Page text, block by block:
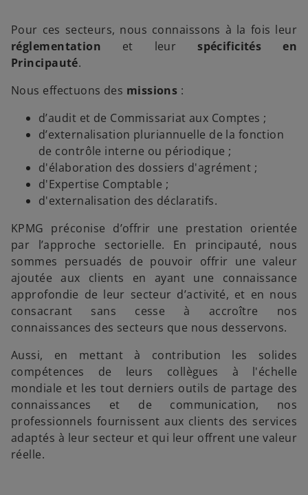
Pour ces secteurs, nous connaissons à la fois leur
réglementation et leurspécificités en
Principauté.
Nous effectuons des missions :
d’audit et de Commissariat aux Comptes ;
d’externalisation pluriannuelle de la fonction
de contrôle interne ou périodique ;
d'élaboration des dossiers d'agrément ;
d'Expertise Comptable ;
d'externalisation des déclaratifs.
KPMG préconise d’offrir une prestation orientée
par l’approche sectorielle. En principauté, nous
sommes persuadés de pouvoir offrir une valeur
ajoutée aux clients en ayant une connaissance
approfondie de leur secteur d’activité, et en nous
consacrant sans cesse à accroître nos
connaissances des secteurs que nous desservons.
Aussi, en mettant à contribution les solides
compétences de leurs collègues à l'échelle
mondiale et les tout derniers outils de partage des
connaissances et de communication, nos
professionnels fournissent aux clients des services
adaptés à leur secteur et qui leur offrent une valeur
réelle.